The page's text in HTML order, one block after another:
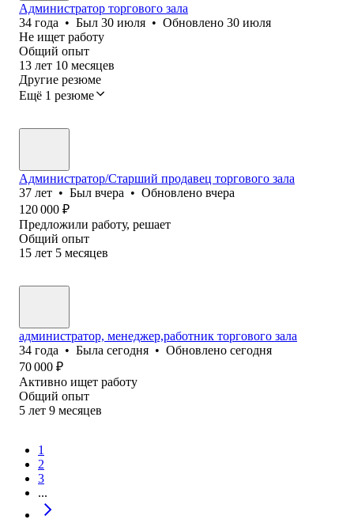
Администратор торгового зала
34 года • Был 30 июля • Обновлено 30 июля
Не ищет работу
Общий опыт
13 лет 10 месяцев
Другие резюме
Ещё 1 резюме
Администратор/Старший продавец торгового зала
37 лет • Был вчера • Обновлено вчера
120 000 ₽
Предложили работу, решает
Общий опыт
15 лет 5 месяцев
администратор, менеджер,работник торгового зала
34 года • Была сегодня • Обновлено сегодня
70 000 ₽
Активно ищет работу
Общий опыт
5 лет 9 месяцев
1
2
3
...